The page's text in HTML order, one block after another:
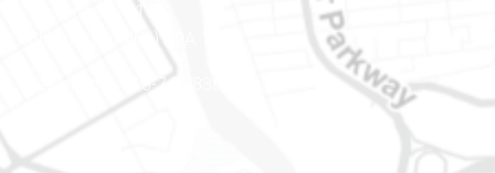
Case postale 101
Embrun (Ontario) K0A 1W1
Téléphone : 613-745-8387